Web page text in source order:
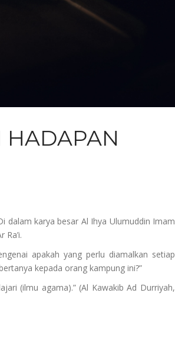
HADAPAN
dalam karya besar Al Ihya Ulumuddin Imam
apakah yang perlu diamalkan setiap
kepada orang kampung ini?”
(ilmu agama).” (Al Kawakib Ad Durriyah,